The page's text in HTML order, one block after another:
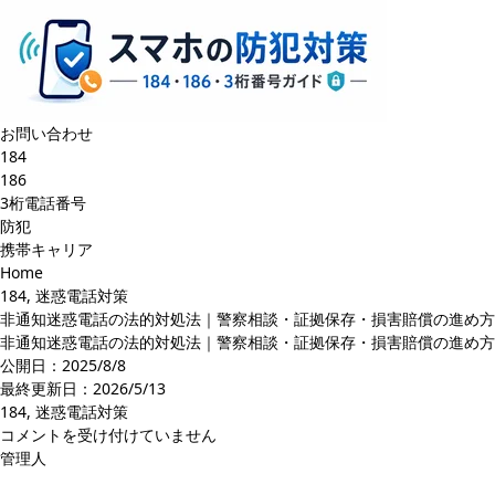
お問い合わせ
184
186
3桁電話番号
防犯
携帯キャリア
Home
184, 迷惑電話対策
非通知迷惑電話の法的対処法｜警察相談・証拠保存・損害賠償の進め方
非通知迷惑電話の法的対処法｜警察相談・証拠保存・損害賠償の進め方
公開日：2025/8/8
最終更新日： 2026/5/13
184, 迷惑電話対策
非
通
コメントを受け付けていません
管理人